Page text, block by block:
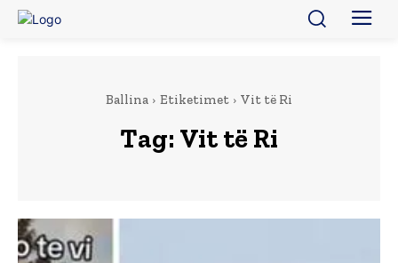
Ballina Etiketimet Vit të Ri
Tag: Vit të Ri